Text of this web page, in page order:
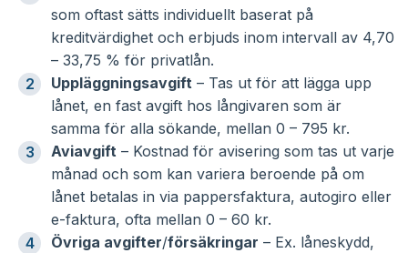
som oftast sätts individuellt baserat på
kreditvärdighet och erbjuds inom intervall av 4,70
– 33,75 % för privatlån.
Uppläggningsavgift – Tas ut för att lägga upp
lånet, en fast avgift hos långivaren som är
samma för alla sökande, mellan 0 – 795 kr.
Aviavgift – Kostnad för avisering som tas ut varje
månad och som kan variera beroende på om
lånet betalas in via pappersfaktura, autogiro eller
e-faktura, ofta mellan 0 – 60 kr.
Övriga avgifter/försäkringar – Ex. låneskydd,